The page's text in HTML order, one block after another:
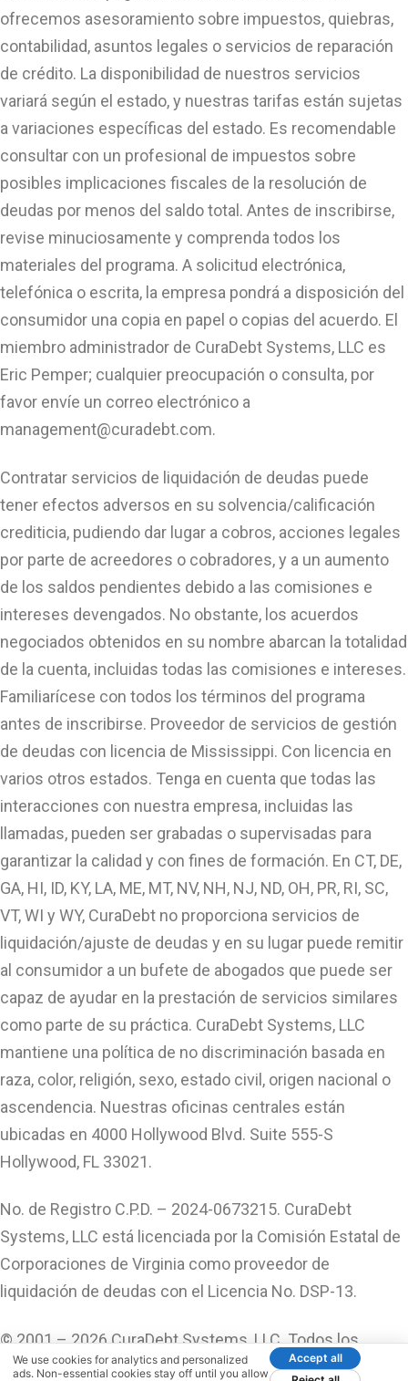
ofrecemos asesoramiento sobre impuestos, quiebras,
contabilidad, asuntos legales o servicios de reparación
de crédito. La disponibilidad de nuestros servicios
variará según el estado, y nuestras tarifas están sujetas
a variaciones específicas del estado. Es recomendable
consultar con un profesional de impuestos sobre
posibles implicaciones fiscales de la resolución de
deudas por menos del saldo total. Antes de inscribirse,
revise minuciosamente y comprenda todos los
materiales del programa. A solicitud electrónica,
telefónica o escrita, la empresa pondrá a disposición del
consumidor una copia en papel o copias del acuerdo. El
miembro administrador de CuraDebt Systems, LLC es
Eric Pemper; cualquier preocupación o consulta, por
favor envíe un correo electrónico a
management@curadebt.com.
Contratar servicios de liquidación de deudas puede
tener efectos adversos en su solvencia/calificación
crediticia, pudiendo dar lugar a cobros, acciones legales
por parte de acreedores o cobradores, y a un aumento
de los saldos pendientes debido a las comisiones e
intereses devengados. No obstante, los acuerdos
negociados obtenidos en su nombre abarcan la totalidad
de la cuenta, incluidas todas las comisiones e intereses.
Familiarícese con todos los términos del programa
antes de inscribirse. Proveedor de servicios de gestión
de deudas con licencia de Mississippi. Con licencia en
varios otros estados. Tenga en cuenta que todas las
interacciones con nuestra empresa, incluidas las
llamadas, pueden ser grabadas o supervisadas para
garantizar la calidad y con fines de formación. En CT, DE,
GA, HI, ID, KY, LA, ME, MT, NV, NH, NJ, ND, OH, PR, RI, SC,
VT, WI y WY, CuraDebt no proporciona servicios de
liquidación/ajuste de deudas y en su lugar puede remitir
al consumidor a un bufete de abogados que puede ser
capaz de ayudar en la prestación de servicios similares
como parte de su práctica. CuraDebt Systems, LLC
mantiene una política de no discriminación basada en
raza, color, religión, sexo, estado civil, origen nacional o
ascendencia. Nuestras oficinas centrales están
ubicadas en 4000 Hollywood Blvd. Suite 555-S
Hollywood, FL 33021.
No. de Registro C.P.D. – 2024-0673215. CuraDebt
Systems, LLC está licenciada por la Comisión Estatal de
Corporaciones de Virginia como proveedor de
liquidación de deudas con el Licencia No. DSP-13.
© 2001 – 2026 CuraDebt Systems, LLC. Todos los
Derechos Reservados.
We use cookies for analytics and personalized
ads. Non-essential cookies stay off until you allow
Accept all